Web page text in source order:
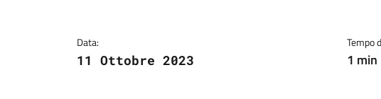
Data:
11 Ottobre 2023
Tempo
1 min